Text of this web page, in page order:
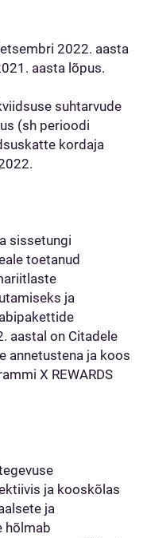
2022. aasta
aasta lõpus.
suhtarvude
(sh perioodi
kordaja
sissetungi
toetanud
ja
aastal on Citadele
annetustena ja koos
X REWARDS
ja kooskõlas
ja
hõlmab